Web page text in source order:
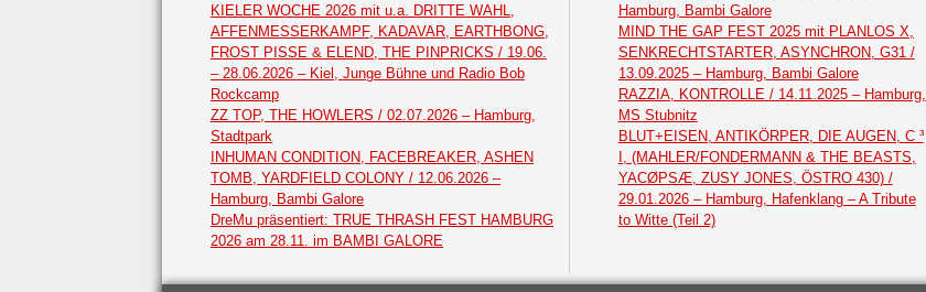
KIELER WOCHE 2026 mit u.a. DRITTE WAHL,
AFFENMESSERKAMPF, KADAVAR, EARTHBONG,
FROST PISSE & ELEND, THE PINPRICKS / 19.06.
– 28.06.2026 – Kiel, Junge Bühne und Radio Bob
Rockcamp
ZZ TOP, THE HOWLERS / 02.07.2026 – Hamburg,
Stadtpark
INHUMAN CONDITION, FACEBREAKER, ASHEN
TOMB, YARDFIELD COLONY / 12.06.2026 –
Hamburg, Bambi Galore
DreMu präsentiert: TRUE THRASH FEST HAMBURG
2026 am 28.11. im BAMBI GALORE
Hamburg, Bambi Galore
MIND THE GAP FEST 2025 mit PLANLOS X,
SENKRECHTSTARTER, ASYNCHRON, G31 /
13.09.2025 – Hamburg, Bambi Galore
RAZZIA, KONTROLLE / 14.11.2025 – Hamburg,
MS Stubnitz
BLUT+EISEN, ANTIKÖRPER, DIE AUGEN, C ³
I, (MAHLER/FONDERMANN & THE BEASTS,
YACØPSÆ, ZUSY JONES, ÖSTRO 430) /
29.01.2026 – Hamburg, Hafenklang – A Tribute
to Witte (Teil 2)